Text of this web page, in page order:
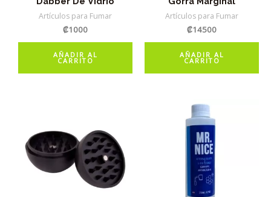
Artículos para Fumar
₡1000
AÑADIR AL
CARRITO
Artículos para Fumar
₡14500
AÑADIR AL
CARRITO